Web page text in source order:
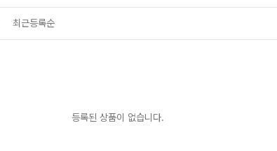
최근등록순
등록된 상품이 없습니다.